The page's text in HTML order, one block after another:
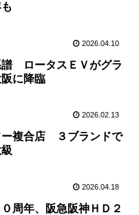
2026.04.10
譜 ロータスＥＶがグラ
に降臨
2026.02.13
ー複合店 ３ブランドで
2026.04.18
周年、阪急阪神ＨＤ２